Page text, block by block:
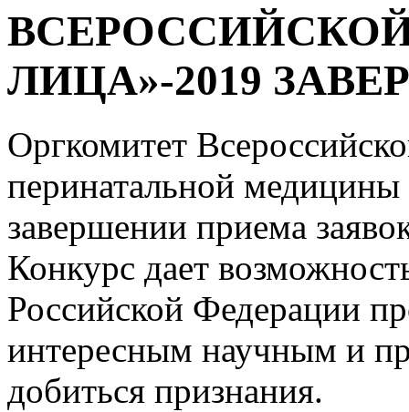
ЛИЦА»-2019
Оргкомитет
перинатальной
завершении приема
Конкурс дает
Российской Федерации
интересным научным и
добиться признания.